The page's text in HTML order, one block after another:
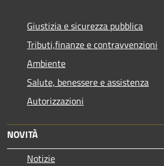
Giustizia e sicurezza pubblica
Tributi,finanze e contravvenzioni
Ambiente
Salute, benessere e assistenza
Autorizzazioni
NOVITÀ
Notizie